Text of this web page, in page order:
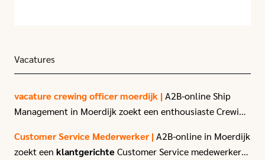
Vacatures
vacature crewing officer moerdijk | A2B-online Ship
Management in Moerdijk zoekt een enthousiaste Crewing
Customer Service Mederwerker | A2B-online in Moerdijk
zoekt een klantgerichteCustomer Service medewerker